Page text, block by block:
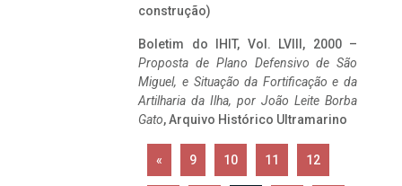
construção)
Boletim do IHIT, Vol. LVIII, 2000 –
Proposta de Plano Defensivo de São
Miguel, e Situação da Fortificação e da
Artilharia da Ilha, por João Leite Borba
Gato, Arquivo Histórico Ultramarino
« 9 10 11 12